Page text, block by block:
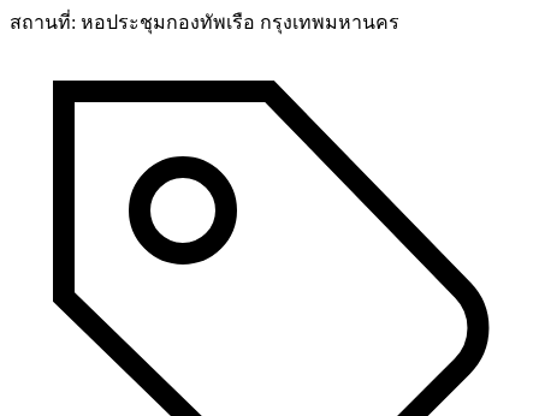
สถานที่: หอประชุมกองทัพเรือ กรุงเทพมหานคร